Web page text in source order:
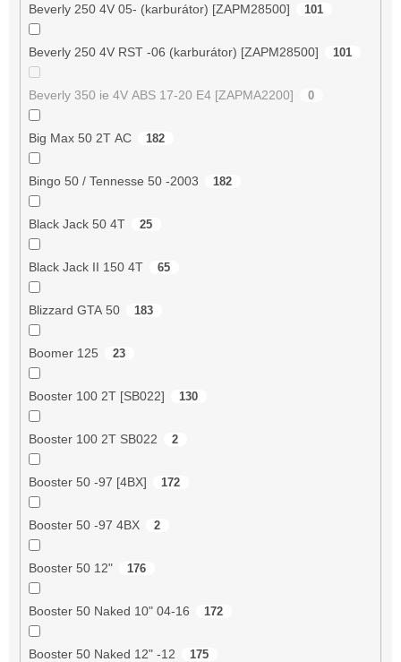
Beverly 250 4V 05- (karburátor) [ZAPM28500] 101
Beverly 250 4V RST -06 (karburátor) [ZAPM28500] 101
Beverly 350 ie 4V ABS 17-20 E4 [ZAPMA2200] 0
Big Max 50 2T AC 182
Bingo 50 / Tennesse 50 -2003 182
Black Jack 50 4T 25
Black Jack II 150 4T 65
Blizzard GTA 50 183
Boomer 125 23
Booster 100 2T [SB022] 130
Booster 100 2T SB022 2
Booster 50 -97 [4BX] 172
Booster 50 -97 4BX 2
Booster 50 12" 176
Booster 50 Naked 10" 04-16 172
Booster 50 Naked 12" -12 175